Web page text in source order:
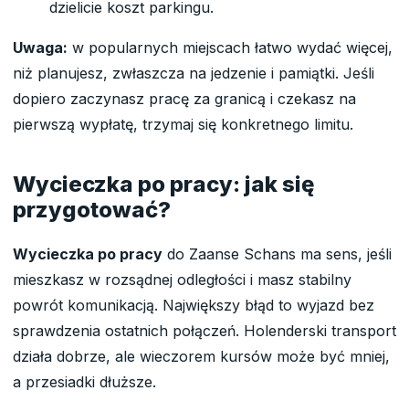
dzielicie koszt parkingu.
Uwaga: w popularnych miejscach łatwo wydać więcej,
niż planujesz, zwłaszcza na jedzenie i pamiątki. Jeśli
dopiero zaczynasz pracę za granicą i czekasz na
pierwszą wypłatę, trzymaj się konkretnego limitu.
Wycieczka po pracy: jak się
przygotować?
Wycieczka po pracy do Zaanse Schans ma sens, jeśli
mieszkasz w rozsądnej odległości i masz stabilny
powrót komunikacją. Największy błąd to wyjazd bez
sprawdzenia ostatnich połączeń. Holenderski transport
działa dobrze, ale wieczorem kursów może być mniej,
a przesiadki dłuższe.